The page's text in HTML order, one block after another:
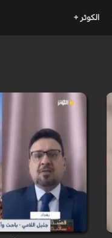
الكوثر +